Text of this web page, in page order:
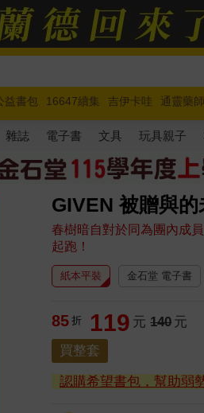
益書包 16647續集 吉伊卡哇
通靈藥師
斯克 玩具總動員5 超慢跑
雜誌 電子書 文具 玩具親子
GIVEN 被贈與的
春樹暗自對於同為團內成
起跑！
紙本平裝 金石堂 電子書
85 折 119 元 140 元
買整套
認購希望書包，幫助弱